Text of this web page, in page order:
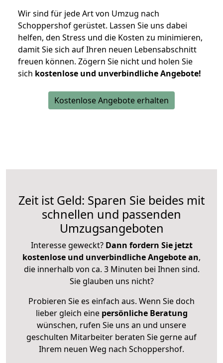
Wir sind für jede Art von Umzug nach
Schoppershof gerüstet. Lassen Sie uns dabei
helfen, den Stress und die Kosten zu minimieren,
damit Sie sich auf Ihren neuen Lebensabschnitt
freuen können. Zögern Sie nicht und holen Sie
sich kostenlose und unverbindliche Angebote!
Kostenlose Angebote erhalten
Zeit ist Geld: Sparen Sie beides mit
schnellen und passenden
Umzugsangeboten
Interesse geweckt? Dann fordern Sie jetzt
kostenlose und unverbindliche Angebote an,
die innerhalb von ca. 3 Minuten bei Ihnen sind.
Sie glauben uns nicht?
Probieren Sie es einfach aus. Wenn Sie doch
lieber gleich eine persönliche Beratung
wünschen, rufen Sie uns an und unsere
geschulten Mitarbeiter beraten Sie gerne auf
Ihrem neuen Weg nach Schoppershof.